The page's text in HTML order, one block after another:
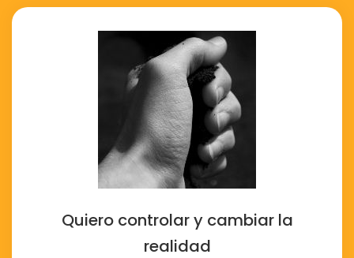
Quiero controlar y cambiar la
realidad